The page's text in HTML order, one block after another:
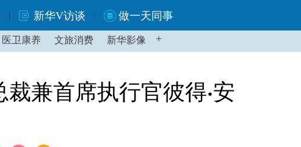
新华V访谈 做一天同事
医卫康养 文旅消费 新华影像 +
兼首席执行官彼得·安